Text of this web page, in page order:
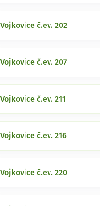
Vojkovice č.ev. 202
Vojkovice č.ev. 207
Vojkovice č.ev. 211
Vojkovice č.ev. 216
Vojkovice č.ev. 220